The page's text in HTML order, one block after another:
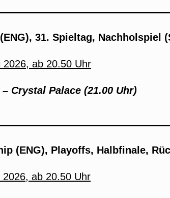
31. Spieltag, Nachholspiel
ab 20.50 Uhr
Crystal Palace (21.00 Uhr)
(ENG), Playoffs, Halbfinale,
ab 20.50 Uhr